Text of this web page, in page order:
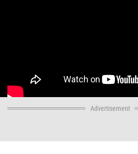
Advertisement